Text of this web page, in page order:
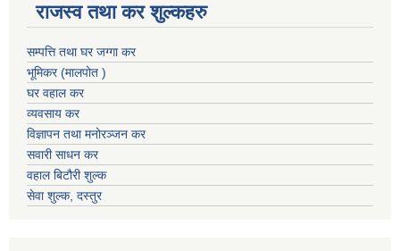
राजस्व तथा कर शुल्कहरु
सम्पत्ति तथा घर जग्गा कर
भूमिकर (मालपोत )
घर वहाल कर
व्यवसाय कर
विज्ञापन तथा मनोरञ्जन कर
सवारी साधन कर
वहाल बिटौरी शुल्क
सेवा शुल्क, दस्तुर